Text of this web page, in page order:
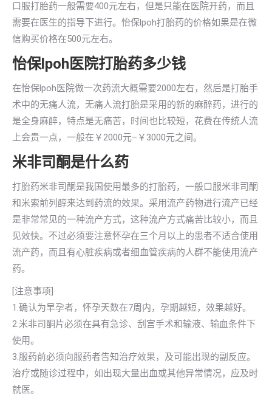
口服打胎药一般需要400元左右，但是只能在医院开药，而且
需要在医生的指导下进行。怡保lpoh打胎药的价格如果是在微
信购买价格在500元左右。
怡保lpoh医院打胎药多少钱
在怡保lpoh医院做一次药流大概需要2000左右，然后是打胎手
术中的无痛人流，无痛人流打胎是采用的新的麻醉药，进行的
是全身麻醉，特点是无痛苦，时间也比较短，花费在传统人流
上会贵一点，一般在￥2000元–￥3000元之间。
米非司酮是什么药
打胎药米非司酮是我国使用最多的打胎药，一般口服米非司酮
和米索前列醇来达到药流的效果。采用流产药物进行流产已经
是非常常见的一种流产方式，这种流产方式痛苦比较小，而且
见效快。不过必须要注意怀孕在三个月以上的患者不适合使用
流产药，而且有心脏疾病或者细血管疾病的人群不能使用流产
药。
[注意事项]
1.确认为早孕者，怀孕天数在7周内，孕期越短，效果越好。
2.米非司酮片必须在具有急诊、刮宫手术和输液、输血条件下
使用。
3.服药前必须向服药者告知治疗效果，及可能出现的副反应。
治疗或随诊过程中，如出现大量出血或其他异常情况，应及时
就医。